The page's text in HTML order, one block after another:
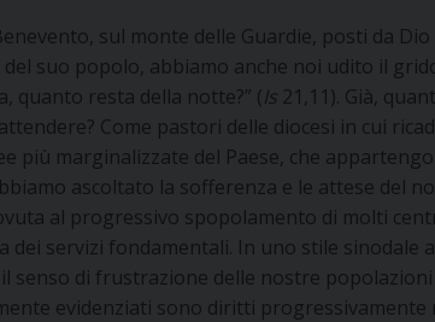
sul monte delle Guardie, posti da Dio
suo popolo, abbiamo anche noi udito il
quanto resta della notte?” (Is 21,11). Già,
Come pastori delle diocesi in cui
più marginalizzate del Paese, che
ascoltato la sofferenza e le attese del
al progressivo spopolamento di molti
dei servizi fondamentali. In uno stile sinodale
senso di frustrazione delle nostre popolazioni
evidenziati sono diritti progressivamente